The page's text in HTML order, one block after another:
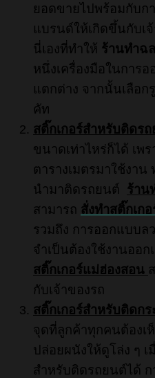
ยอดขายไปพร้อมกับก
แบรนด์ให้เกิดขึ้นกับเ
นี่เองที่ทำให้ ร้านทำฉ
หนึ่งเครื่องมือในการ
แตกต่าง จากนั้นเลือ
คัท
สติ๊กเกอร์สำหรับติดร
ขนาดเท่าไหร่ก็ได้ เพ
ตารางเมตรมาใช้งา
นำมาติดรถยนต์ ร้าน
สามารถ สั่งทำสติ๊กเก
รวมถึง การออกแบบ
จำเป็นต้องใช้งานออ
สติ๊กเกอร์แม่ฮ่องสอน
กับเจ้าของรถ
สติ๊กเกอร์สำหรับติดก
จุดที่ลูกค้าทุกคนต้องเ
ปล่อยผนังให้ดูโล่ง ๆ เ
สำหรับติดรถยนต์ได้ ก